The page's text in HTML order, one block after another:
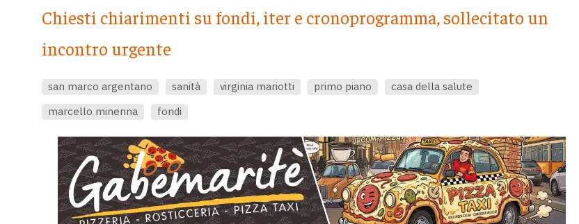
Chiesti chiarimenti su fondi, iter e cronoprogramma, sollecitato un
incontro urgente
san marco argentano sanità virginia mariotti primo piano
casa della salute
marcello minenna
fondi